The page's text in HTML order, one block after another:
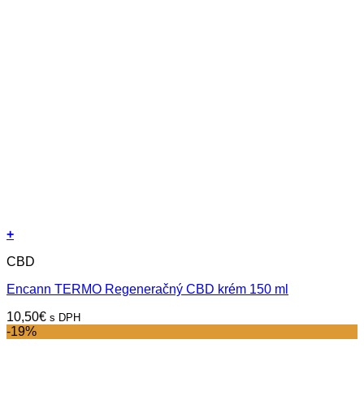
+
CBD
Encann TERMO Regeneračný CBD krém 150 ml
10,50€ s DPH
-19%